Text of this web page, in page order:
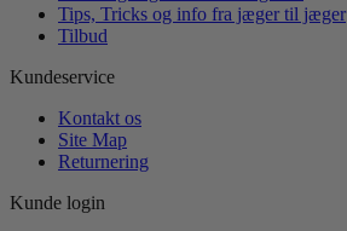
Tips, Tricks og info fra jæger til jæger
Tilbud
Kundeservice
Kontakt os
Site Map
Returnering
Kunde login